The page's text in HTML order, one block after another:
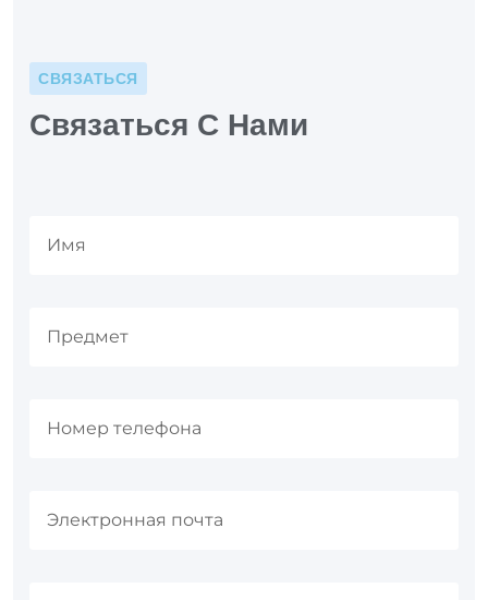
СВЯЗАТЬСЯ
Связаться С Нами